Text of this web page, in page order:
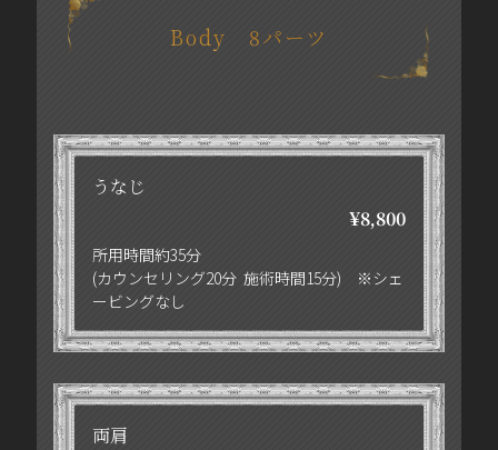
Body 8パーツ
うなじ
¥8,800
所用時間約35分
(カウンセリング20分 施術時間15分) ※シェ
ービングなし
両肩